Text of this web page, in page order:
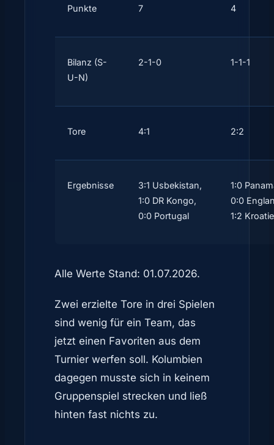
Punkte 7 4
Bilanz (S-
U-N)
2-1-0 1-1-1
Tore 4:1 2:2
Ergebnisse
3:1 Usbekistan,
1:0 DR Kongo,
0:0 Portugal
1:0
0:0
1:2
Alle Werte Stand: 01.07.2026.
Zwei erzielte Tore in drei Spielen
sind wenig für ein Team, das
jetzt einen Favoriten aus dem
Turnier werfen soll. Kolumbien
dagegen musste sich in keinem
Gruppenspiel strecken und ließ
hinten fast nichts zu.